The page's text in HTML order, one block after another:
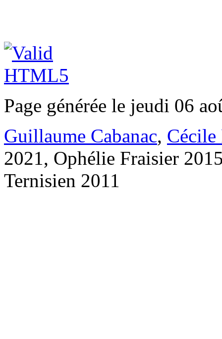
Page générée le jeudi 06
Guillaume Cabanac, Cécile
2021, Ophélie Fraisier
Ternisien 2011